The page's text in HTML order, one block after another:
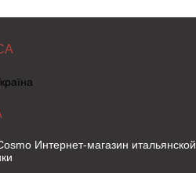
Интернет-магазин итальянской